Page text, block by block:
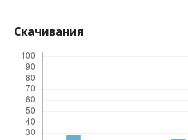
Скачивания